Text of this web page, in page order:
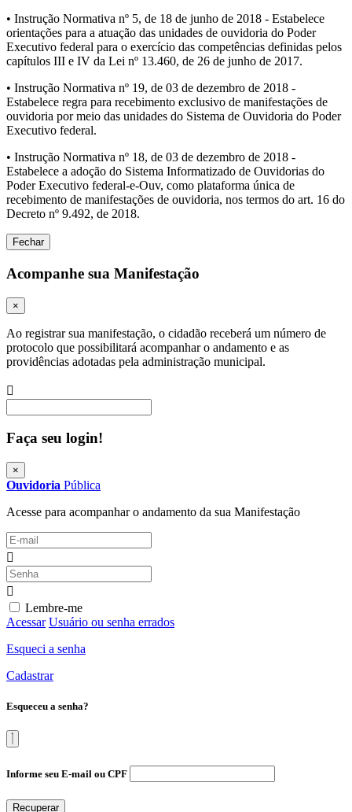
• Instrução Normativa nº 5, de 18 de junho de 2018 - Estabelece
orientações para a atuação das unidades de ouvidoria do Poder
Executivo federal para o exercício das competências definidas pelos
capítulos III e IV da Lei nº 13.460, de 26 de junho de 2017.
• Instrução Normativa nº 19, de 03 de dezembro de 2018 -
Estabelece regra para recebimento exclusivo de manifestações de
ouvidoria por meio das unidades do Sistema de Ouvidoria do Poder
Executivo federal.
• Instrução Normativa nº 18, de 03 de dezembro de 2018 -
Estabelece a adoção do Sistema Informatizado de Ouvidorias do
Poder Executivo federal-e-Ouv, como plataforma única de
recebimento de manifestações de ouvidoria, nos termos do art. 16 do
Decreto nº 9.492, de 2018.
Fechar
Acompanhe sua Manifestação
×
Ao registrar sua manifestação, o cidadão receberá um número de
protocolo que possibilitará acompanhar o andamento e as
providências adotadas pela administração municipal.
Faça seu login!
×
Ouvidoria Pública
Acesse para acompanhar o andamento da sua Manifestação
Lembre-me
Acessar Usuário ou senha errados
Esqueci a senha
Cadastrar
Esqueceu a senha?
Informe seu E-mail ou CPF
Recuperar